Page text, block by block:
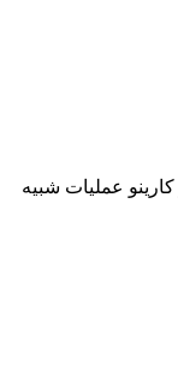
عملیات شبیه